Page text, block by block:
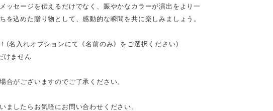
ッセージを伝えるだけでなく、賑やかなカラーが演出をより一
を込めた贈り物として、感動的な瞬間を共に楽しみましょう。
(名入れオプションにて《名前のみ》をご選択ください)
けません
合がございますのでご了承ください。
ましたらお気軽にお問い合わせください。